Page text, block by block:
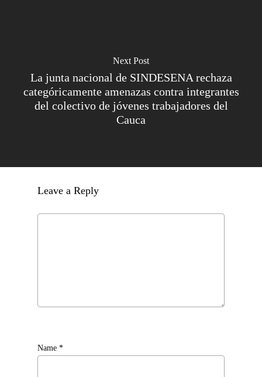
Next Post
La junta nacional de SINDESENA rechaza
categóricamente amenazas contra integrantes
del colectivo de jóvenes trabajadores del
Cauca
Leave a Reply
Name *